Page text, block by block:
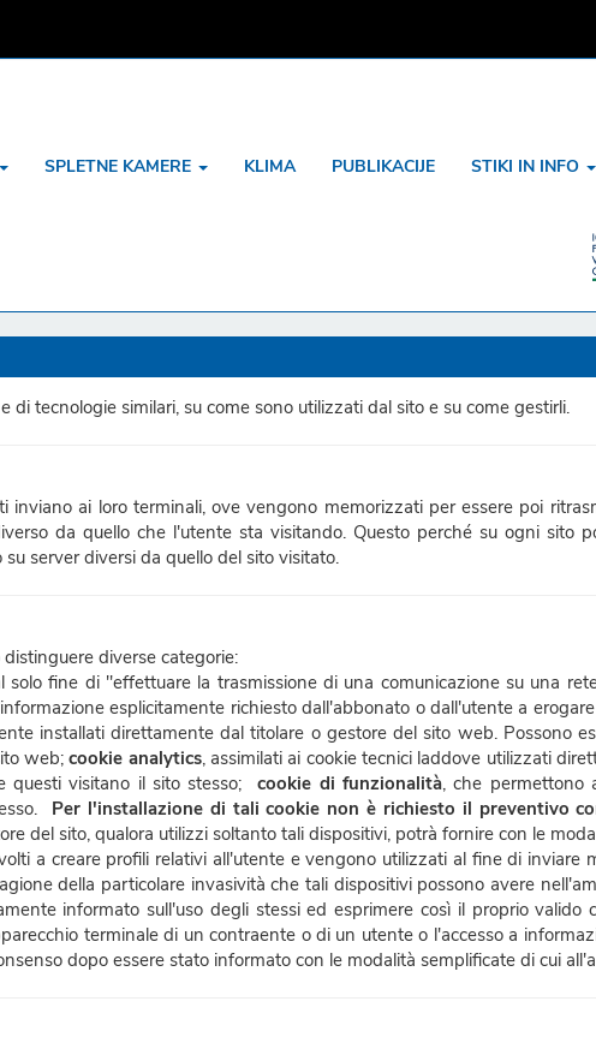
SPLETNE KAMERE KLIMA PUBLIKACIJE STIKI IN INFO
tecnologie similari, su come sono utilizzati dal sito e su come gestirli.
ai loro terminali, ove vengono memorizzati per essere poi
da quello che l'utente sta visitando. Questo perché su ogni sito
server diversi da quello del sito visitato.
diverse categorie:
solo fine di "effettuare la trasmissione di una comunicazione su una
esplicitamente richiesto dall'abbonato o dall'utente a
installati direttamente dal titolare o gestore del sito web. Possono
web;cookie analytics, assimilati ai cookie tecnici laddove utilizzati
questi visitano il sito stesso;cookie di funzionalità, che permettono
Per l'installazione di tali cookie non è richiesto il preventivo
del sito, qualora utilizzi soltanto tali dispositivi, potrà fornire con le
a creare profili relativi all'utente e vengono utilizzati al fine di
della particolare invasività che tali dispositivi possono avere
informato sull'uso degli stessi ed esprimere così il proprio
terminale di un contraente o di un utente o l'accesso a
dopo essere stato informato con le modalità semplificate di cui